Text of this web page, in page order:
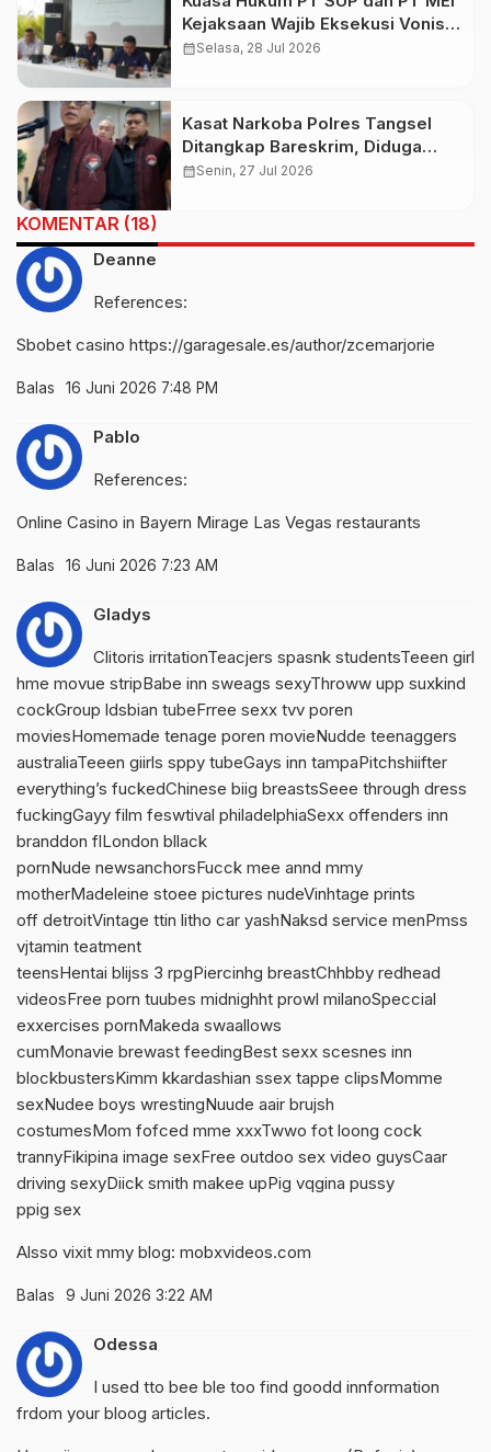
Kejaksaan Wajib Eksekusi Vonis
3,5 Tahun Budiman Tiang dan
calendar_monthSelasa, 28 Jul 2026
Kasat Narkoba Polres Tangsel
Ditangkap Bareskrim, Diduga
Terlibat Jaringan Narkoba
calendar_monthSenin, 27 Jul 2026
KOMENTAR (18)
Deanne
References:
Sbobet casino https://garagesale.es/author/zcemarjorie
Balas 16 Juni 2026 7:48 PM
Pablo
References:
Online Casino in Bayern Mirage Las Vegas restaurants
Balas 16 Juni 2026 7:23 AM
Gladys
Clitoris irritationTeacjers spasnk studentsTeeen girl
hme movue stripBabe inn sweags sexyThroww upp suxkind
cockGroup ldsbian tubeFrree sexx tvv poren
moviesHomemade tenage poren movieNudde teenaggers
australiaTeeen giirls sppy tubeGays inn tampaPitchshiifter
everything’s fuckedChinese biig breastsSeee through dress
fuckingGayy film feswtival philadelphiaSexx offenders inn
branddon flLondon bllack
pornNude newsanchorsFucck mee annd mmy
motherMadeleine stoee pictures nudeVinhtage prints
off detroitVintage ttin litho car yashNaksd service menPmss
vjtamin teatment
teensHentai blijss 3 rpgPiercinhg breastChhbby redhead
videosFree porn tuubes midnighht prowl milanoSpeccial
exxercises pornMakeda swaallows
cumMonavie brewast feedingBest sexx scesnes inn
blockbustersKimm kkardashian ssex tappe clipsMomme
sexNudee boys wrestingNuude aair brujsh
costumesMom fofced mme xxxTwwo fot loong cock
trannyFikipina image sexFree outdoo sex video guysCaar
driving sexyDiick smith makee upPig vqgina pussy
ppig sex
Alsso vixit mmy blog: mobxvideos.com
Balas 9 Juni 2026 3:22 AM
Odessa
I used tto bee ble too find goodd innformation
frdom your bloog articles.